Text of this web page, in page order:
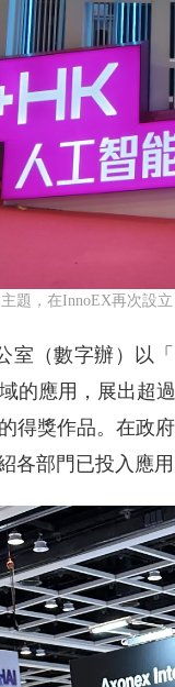
題，在InnoEX再次設
室（數字辦）以
的應用，展出超
得獎作品。在政
各部門已投入應